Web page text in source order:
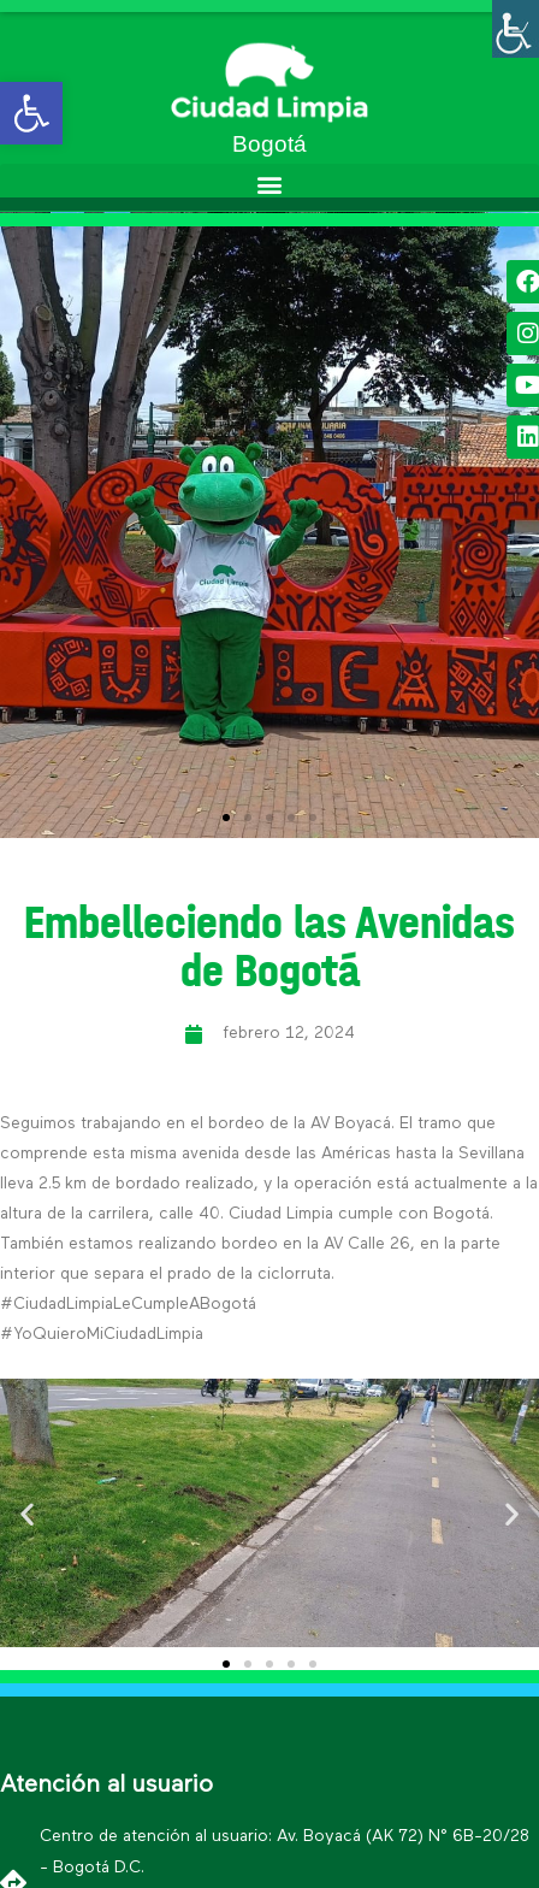
Abrir barra de herramientas
Bogotá
Embelleciendo las Avenidas
de Bogotá
febrero 12, 2024
Seguimos trabajando en el bordeo de la AV Boyacá. El tramo que
comprende esta misma avenida desde las Américas hasta la Sevillana
lleva 2.5 km de bordado realizado, y la operación está actualmente a la
altura de la carrilera, calle 40. Ciudad Limpia cumple con Bogotá.
También estamos realizando bordeo en la AV Calle 26, en la parte
interior que separa el prado de la ciclorruta.
#CiudadLimpiaLeCumpleABogotá
#YoQuieroMiCiudadLimpia
Atención al usuario
Centro de atención al usuario: Av. Boyacá (AK 72) N° 6B-20/28
- Bogotá D.C.